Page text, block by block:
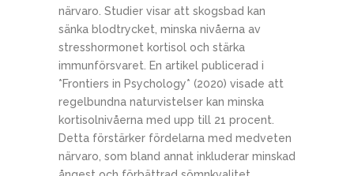
närvaro. Studier visar att skogsbad kan
sänka blodtrycket, minska nivåerna av
stresshormonet kortisol och stärka
immunförsvaret. En artikel publicerad i
*Frontiers in Psychology* (2020) visade att
regelbundna naturvistelser kan minska
kortisolnivåerna med upp till 21 procent.
Detta förstärker fördelarna med medveten
närvaro, som bland annat inkluderar minskad